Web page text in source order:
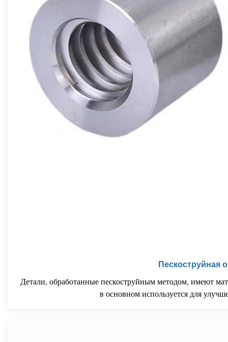
Пескоструйная
Детали, обработанные пескоструйным методом, имеют
в основном используется для